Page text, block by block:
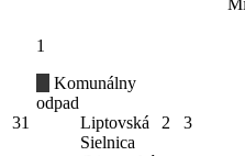
31
1
Komunálny
odpad
Liptovská
Sielnica
2 3